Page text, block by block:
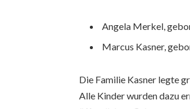
Angela Merkel,
Marcus Kasner,
Die Familie Kasner legte
Alle Kinder wurden dazu